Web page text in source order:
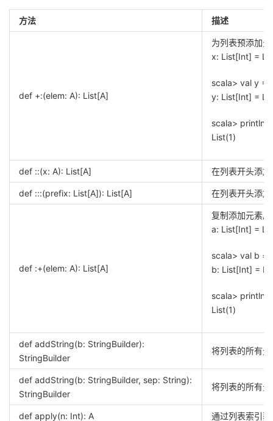
方法 描述
def +:(elem: A): List[A]
为列表预添加
x: List[Int] =
scala> val y =
y: List[Int] =
scala>
List(1)
def ::(x: A): List[A] 在列表开头添
def :::(prefix: List[A]): List[A] 在列表开头添
def :+(elem: A): List[A]
复制添加元素
a: List[Int] =
scala> val b =
b: List[Int] =
scala>
List(1)
def addString(b: StringBuilder):
StringBuilder
将列表的所有
def addString(b: StringBuilder, sep: String):
StringBuilder
将列表的所有
def apply(n: Int): A 通过列表索引